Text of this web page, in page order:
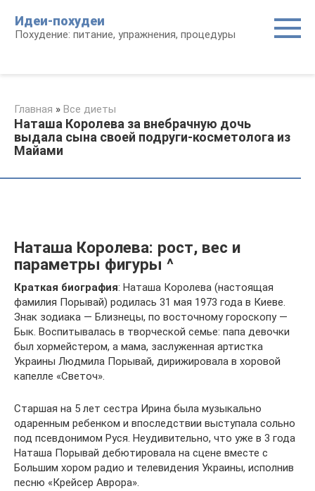
контенту
Идеи-похудеи
Похудение: питание, упражнения, процедуры
Главная » Все диеты
Наташа Королева за внебрачную дочь
выдала сына своей подруги-косметолога из
Майами
Наташа Королева: рост, вес и
параметры фигуры ^
Краткая биография: Наташа Королева (настоящая
фамилия Порывай) родилась 31 мая 1973 года в Киеве.
Знак зодиака — Близнецы, по восточному гороскопу —
Бык. Воспитывалась в творческой семье: папа девочки
был хормейстером, а мама, заслуженная артистка
Украины Людмила Порывай, дирижировала в хоровой
капелле «Светоч».
Старшая на 5 лет сестра Ирина была музыкально
одаренным ребенком и впоследствии выступала сольно
под псевдонимом Руся. Неудивительно, что уже в 3 года
Наташа Порывай дебютировала на сцене вместе с
Большим хором радио и телевидения Украины, исполнив
песню «Крейсер Аврора».